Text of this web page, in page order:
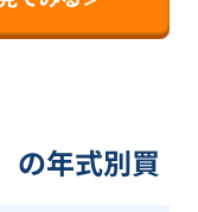
の年式別買